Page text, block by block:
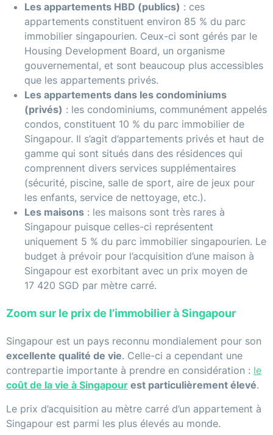
Les appartements HBD (publics) : ces
appartements constituent environ 85 % du parc
immobilier singapourien. Ceux-ci sont gérés par le
Housing Development Board, un organisme
gouvernemental, et sont beaucoup plus accessibles
que les appartements privés.
Les appartements dans les condominiums
(privés) : les condominiums, communément appelés
condos, constituent 10 % du parc immobilier de
Singapour. Il s’agit d’appartements privés et haut de
gamme qui sont situés dans des résidences qui
comprennent divers services supplémentaires
(sécurité, piscine, salle de sport, aire de jeux pour
les enfants, service de nettoyage, etc.).
Les maisons : les maisons sont très rares à
Singapour puisque celles-ci représentent
uniquement 5 % du parc immobilier singapourien. Le
budget à prévoir pour l’acquisition d’une maison à
Singapour est exorbitant avec un prix moyen de
17 420 SGD par mètre carré.
Zoom sur le prix de l’immobilier à Singapour
Singapour est un pays reconnu mondialement pour son
excellente qualité de vie. Celle-ci a cependant une
contrepartie importante à prendre en considération : le
coût de la vie à Singapour est particulièrement élevé.
Le prix d’acquisition au mètre carré d’un appartement à
Singapour est parmi les plus élevés au monde.